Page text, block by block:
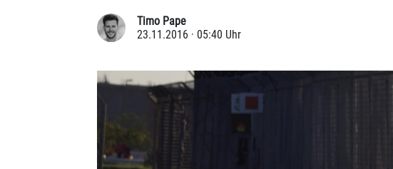
Timo Pape
23.11.2016 · 05:40 Uhr